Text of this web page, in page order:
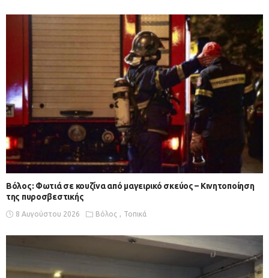
Βόλος: Φωτιά σε κουζίνα από μαγειρικό σκεύος – Κινητοποίηση
της πυροσβεστικής
8 Αυγούστου 2026 Βόλος Τοπικά